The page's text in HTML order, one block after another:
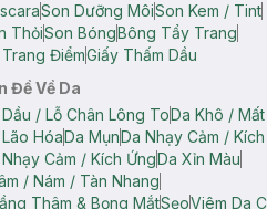
Son Dưỡng MôiSon Kem / Tint
ThỏiSon BóngBông Tẩy Trang
ĐiểmGiấy Thấm Dầu
Đề Về Da
/ Lỗ Chân Lông ToDa Khô /
HóaDa MụnDa Nhạy Cảm /
Cảm / Kích ỨngDa Xỉn Màu
/ Nám / Tàn Nhang
Thâm & Bọng MắtSẹoViêm Da